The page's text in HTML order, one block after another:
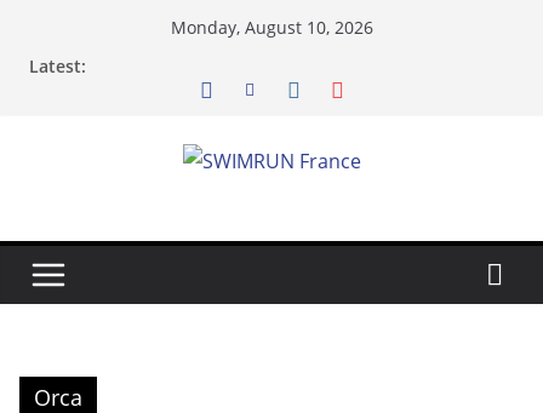
Monday, August 10, 2026
Latest:
Orca